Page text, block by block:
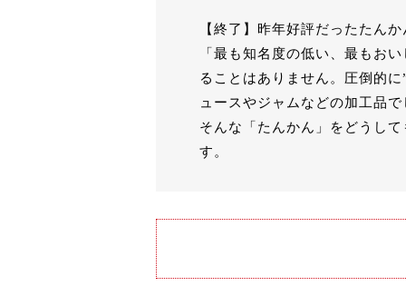
【終了】
昨年好評だったたん
「最も知名度の低い、最もお
ることはありません。圧倒的
ュースやジャムなどの加工品
そんな「たんかん」をどうし
す。